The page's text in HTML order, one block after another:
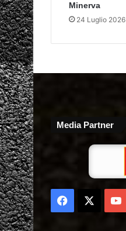
Minerva
24 Luglio 2026
Media Partner
Facebook